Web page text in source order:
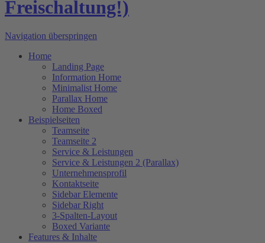
Navigation überspringen
Home
Landing Page
Information Home
Minimalist Home
Parallax Home
Home Boxed
Beispielseiten
Teamseite
Teamseite 2
Service & Leistungen
Service & Leistungen 2 (Parallax)
Unternehmensprofil
Kontaktseite
Sidebar Elemente
Sidebar Right
3-Spalten-Layout
Boxed Variante
Features & Inhalte